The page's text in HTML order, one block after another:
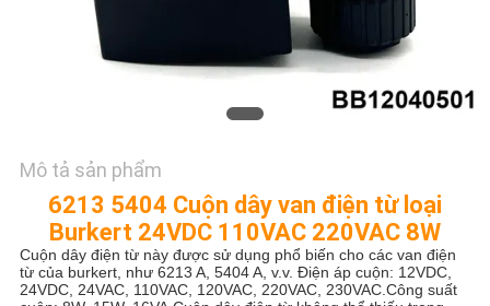
COMPANY
SƠ
TRANG
WEB
Mô tả sản phẩm
6213 5404 Cuộn dây van điện từ loại
Burkert 24VDC 110VAC 220VAC 8W
Cuộn dây điện từ này được sử dụng phổ biến cho các van điện
từ của burkert, như 6213 A, 5404 A, v.v. Điện áp cuộn: 12VDC,
24VDC, 24VAC, 110VAC, 120VAC, 220VAC, 230VAC.Công suất